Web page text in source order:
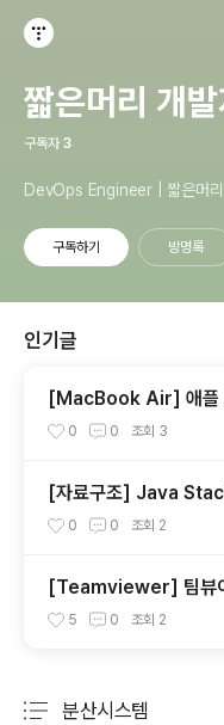
짧은머리 개
구독자 3
DevOps Engineer | 짧은머
구독하기 방명록
인기글
[MacBook Air] 애플
에어 불량 교환 신청 ㅠㅠ
0 0 조회 3
[자료구조] Java
구현
0 0 조회 2
[Teamviewer] 팀뷰
니다. / 세션이 초과되었
5 0 조회 2
분산시스템